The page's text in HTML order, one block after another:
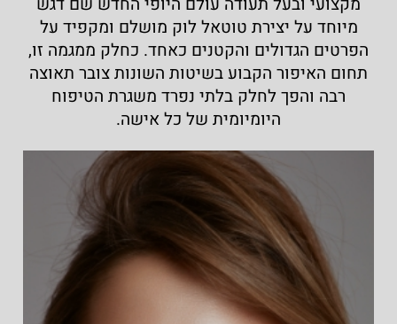
מיוחד על יצירת טוטאל לוק מושלם ומקפיד על
הפרטים הגדולים והקטנים כאחד. כחלק ממגמה זו,
תחום האיפור הקבוע בשיטות השונות צובר תאוצה
רבה והפך לחלק בלתי נפרד משגרת הטיפוח
היומיומית של כל אישה.